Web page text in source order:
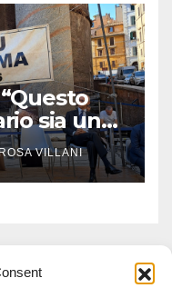
sia un
VILLANI